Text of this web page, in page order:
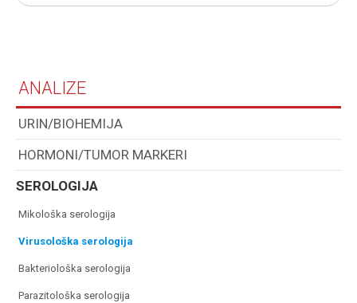
ANALIZE
URIN/BIOHEMIJA
HORMONI/TUMOR MARKERI
SEROLOGIJA
mikološka serologija
virusološka serologija
bakteriološka serologija
parazitološka serologija